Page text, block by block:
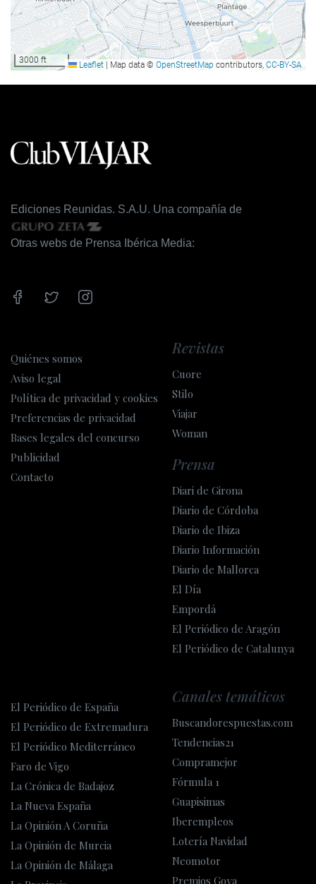
Acceso a Internet
Wifi gratis
Servicio de limpieza
Gimnasio
3000 ft Leaflet | Map data © OpenStreetMap contributors, CC-BY-SA
Ediciones Reunidas. S.A.U. Una compañía de
Otras webs de Prensa Ibérica Media:
Quiénes somos
Aviso legal
Política de privacidad y cookies
Preferencias de privacidad
Bases legales del concurso
Publicidad
Contacto
Revistas
Cuore
Stilo
Viajar
Woman
Prensa
Diari de Girona
Diario de Córdoba
Diario de Ibiza
Diario Información
Diario de Mallorca
El Día
Empordá
El Periódico de Aragón
El Periódico de Catalunya
El Periódico de España
El Periódico de Extremadura
El Periódico Mediterráneo
Faro de Vigo
La Crónica de Badajoz
La Nueva España
La Opinión A Coruña
La Opinión de Murcia
La Opinión de Málaga
Canales temáticos
Buscandorespuestas.com
Tendencias21
Compramejor
Fórmula 1
Guapisimas
Iberempleos
Lotería Navidad
Neomotor
Premios Goya